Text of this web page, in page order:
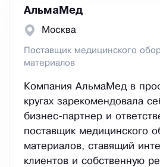
АльмаМед
Москва
Поставщик медицинского
материалов
Компания АльмаМед в
кругах зарекомендовала
бизнес-партнер и
поставщик медицинского
материалов, ставящий
клиентов и собственную